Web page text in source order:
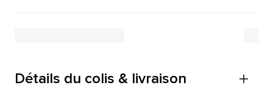
Détails du colis & livraison